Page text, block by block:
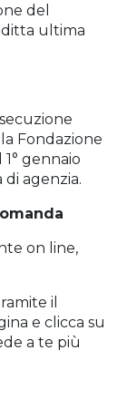
del
ditta ultima
Fondazione
gennaio
di agenzia.
on line,
il
e clicca su
a te più